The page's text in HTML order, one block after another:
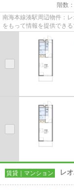
階数
南海本線湊駅周辺物件：
をもって情報を提供でき
な駅近物件です。当社には
賃貸｜マンション レ